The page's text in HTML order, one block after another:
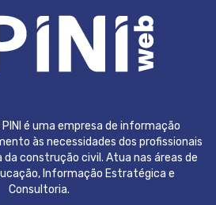
é uma empresa de informação
às necessidades dos profissionais
construção civil. Atua nas áreas de
Informação Estratégica e
Consultoria.